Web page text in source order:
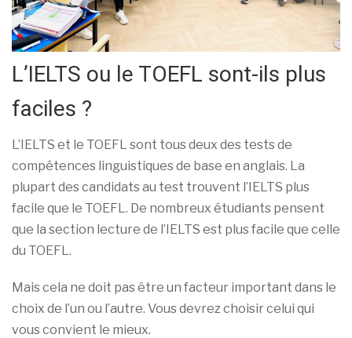
L’IELTS ou le TOEFL sont-ils plus
faciles ?
L’IELTS et le TOEFL sont tous deux des tests de
compétences linguistiques de base en anglais. La
plupart des candidats au test trouvent l’IELTS plus
facile que le TOEFL. De nombreux étudiants pensent
que la section lecture de l’IELTS est plus facile que celle
du TOEFL.
Mais cela ne doit pas être un facteur important dans le
choix de l’un ou l’autre. Vous devrez choisir celui qui
vous convient le mieux.